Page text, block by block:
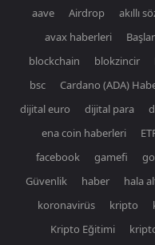
aave Airdrop akıllı
avax haberleri
blockchain
blokzincir
bsc
Cardano (ADA)
dijital euro
dijital para
ena coin haberleri
facebook
gamefi
Güvenlik
haber hala
koronavirüs
kripto
Kripto Eğitimi